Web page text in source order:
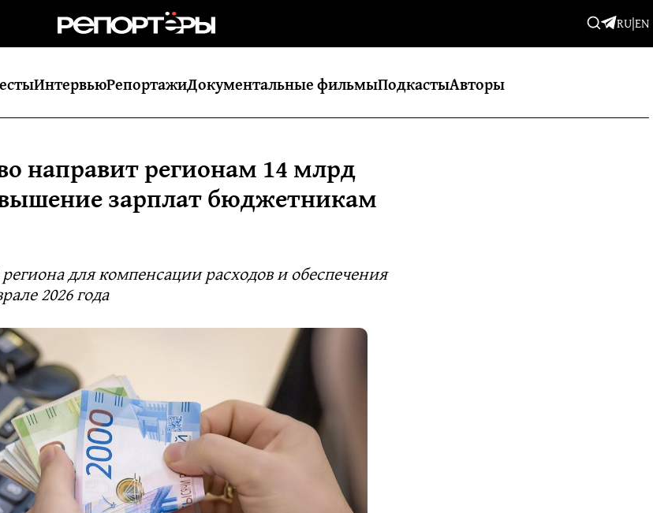
RU|EN
ИнтервьюРепортажиДокументальные фильмыПодкастыАвторы
направит регионам 14 млрд
зарплат бюджетникам
региона для компенсации расходов и обеспечения
2026 года